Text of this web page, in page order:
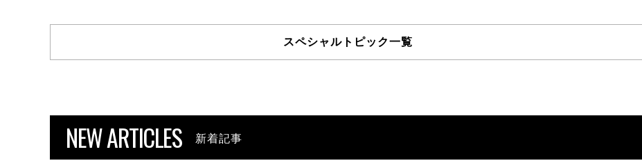
スペシャルトピック一覧
NEW ARTICLES 新着記事